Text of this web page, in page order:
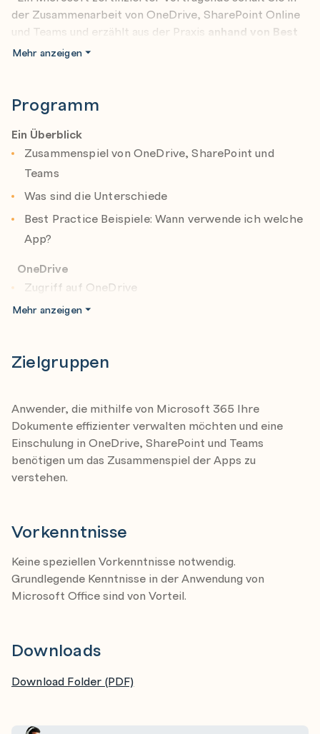
der Zusammenarbeit von OneDrive, SharePoint Online
und Teams und erzählt aus der Praxis anhand von Best
Practice Beispielen
bewaren leicht gemacht – Office FLASH eben.
Mehr anzeigen
Programm
Ein Überblick
Zusammenspiel von OneDrive, SharePoint und
Teams
Was sind die Unterschiede
Best Practice Beispiele: Wann verwende ich welche
App?
OneDrive
Zugriff auf OneDrive
Dateien hochladen
Dateien umbenennen
Dateien direkt auf OneDrive erstellen
Ordner direkt auf OneDrive erstellen
Synchronisieren von OneDrive mit Ihrem Computer
Auf Dateien, die mit mir geteilt wurden, zugreifen
Sonstige relevante Elemente
SharePoint Online
Dateien in Bibliotheken hochladen
Dateien in Bibliotheken herunterladen
Mehr anzeigen
Zielgruppen
Anwender, die mithilfe von Microsoft 365 Ihre
Dokumente effizienter verwalten möchten und eine
Einschulung in OneDrive, SharePoint und Teams
benötigen um das Zusammenspiel der Apps zu
verstehen.
Vorkenntnisse
Keine speziellen Vorkenntnisse notwendig.
Grundlegende Kenntnisse in der Anwendung von
Microsoft Office sind von Vorteil.
Downloads
Download Folder (PDF)